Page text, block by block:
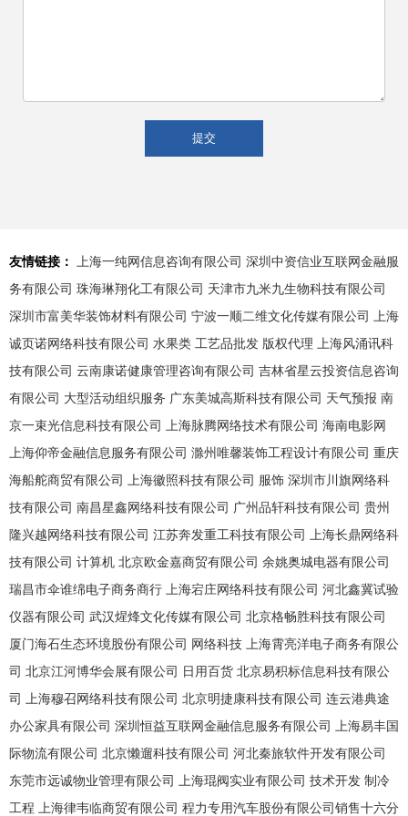
友情链接： 上海一纯网信息咨询有限公司 深圳中资信业互联网金融服
务有限公司 珠海琳翔化工有限公司 天津市九米九生物科技有限公司
深圳市富美华装饰材料有限公司 宁波一顺二维文化传媒有限公司
上海
诚页诺网络科技有限公司 水果类 工艺品批发 版权代理
上海风涌讯科
技有限公司 云南康诺健康管理咨询有限公司 吉林省星云投资信息咨询
有限公司 大型活动组织服务 广东美城高斯科技有限公司 天气预报 南
京一束光信息科技有限公司
上海脉腾网络技术有限公司 海南电影网
上海仰帝金融信息服务有限公司 滁州唯馨装饰工程设计有限公司 重庆
海船舵商贸有限公司
上海徽照科技有限公司 服饰 深圳市川旗网络科
技有限公司 南昌星鑫网络科技有限公司 广州品轩科技有限公司 贵州
隆兴越网络科技有限公司 江苏奔发重工科技有限公司
上海长鼎网络科
技有限公司 计算机 北京欧金嘉商贸有限公司 余姚奥城电器有限公司
瑞昌市伞谁绵电子商务商行
上海宕庄网络科技有限公司 河北鑫冀试验
仪器有限公司 武汉煋烽文化传媒有限公司 北京格畅胜科技有限公司
厦门海石生态环境股份有限公司 网络科技
上海霄亮洋电子商务有限公
司 北京江河博华会展有限公司 日用百货 北京易积标信息科技有限公
司
上海穆召网络科技有限公司 北京明捷康科技有限公司 连云港典途
办公家具有限公司 深圳恒益互联网金融信息服务有限公司
上海易丰国
际物流有限公司 北京懒遛科技有限公司 河北秦旅软件开发有限公司
东莞市远诚物业管理有限公司
上海琨阀实业有限公司 技术开发 制冷
工程
上海律韦临商贸有限公司 程力专用汽车股份有限公司销售十六分